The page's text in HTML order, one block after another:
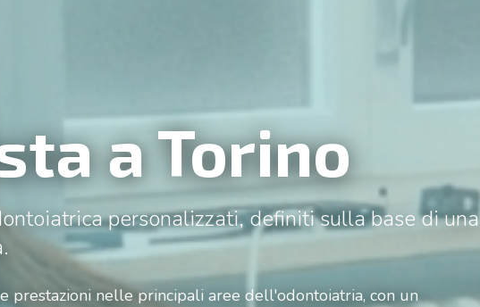
a Torino
personalizzati, definiti sulla base di una
prestazioni nelle principali aree dell'odontoiatria, con un